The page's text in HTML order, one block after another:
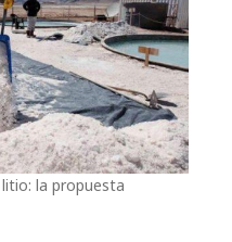
la propuesta